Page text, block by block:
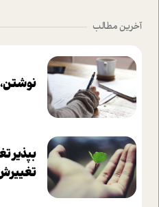
آخرین مطالب
نوشتن،
بپذير